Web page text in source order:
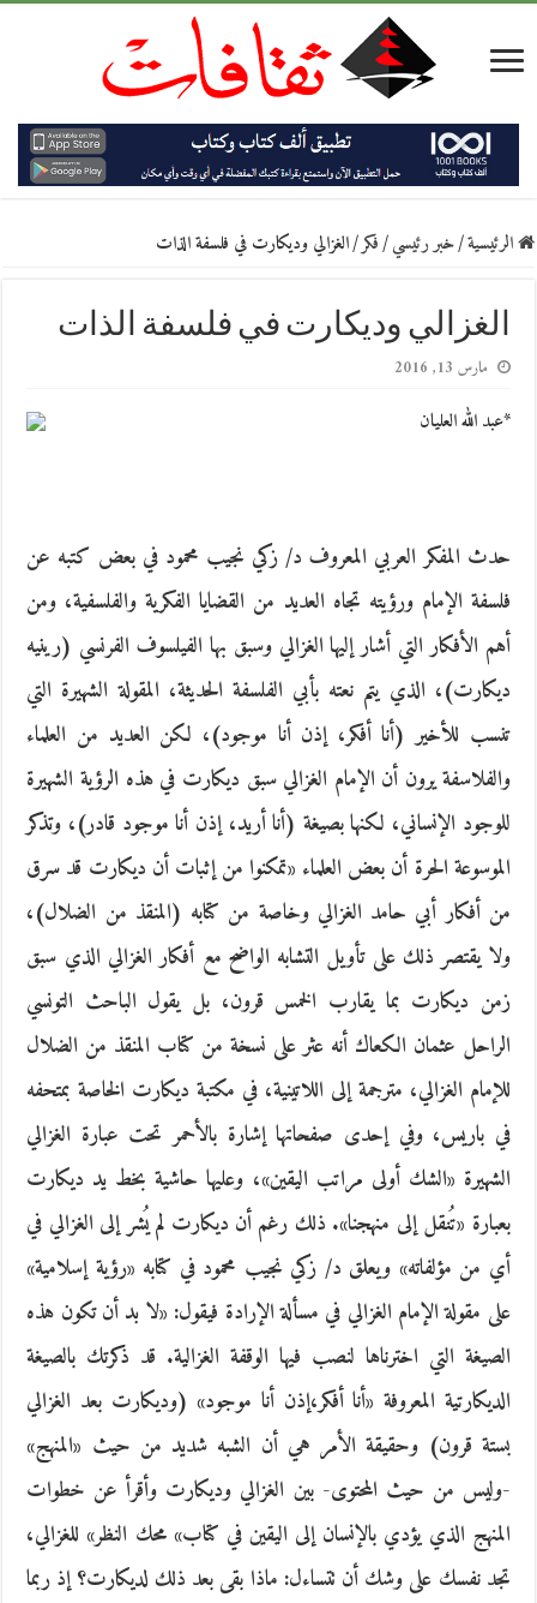
الرئيسية/خبر رئيسي/فكر/الغزالي وديكارت في فلسفة الذات
الغزالي وديكارت في فلسفة الذات
مارس 13, 2016
*عبد الله العليان
حدث المفكر العربي المعروف د/‏‏ زكي نجيب محمود في بعض كتبه عن
فلسفة الإمام ورؤيته تجاه العديد من القضايا الفكرية والفلسفية، ومن
أهم الأفكار التي أشار إليها الغزالي وسبق بها الفيلسوف الفرنسي (رينيه
ديكارت)، الذي يتم نعته بأبي الفلسفة الحديثة، المقولة الشهيرة التي
تنسب للأخير (أنا أفكر، إذن أنا موجود)، لكن العديد من العلماء
والفلاسفة يرون أن الإمام الغزالي سبق ديكارت في هذه الرؤية الشهيرة
للوجود الإنساني، لكنها بصيغة (أنا أريد، إذن أنا موجود قادر)، وتذكر
الموسوعة الحرة أن بعض العلماء «تمكنوا من إثبات أن ديكارت قد سرق
من أفكار أبي حامد الغزالي وخاصة من كتابه (المنقذ من الضلال)،
ولا يقتصر ذلك على تأويل التشابه الواضح مع أفكار الغزالي الذي سبق
زمن ديكارت بما يقارب الخمس قرون، بل يقول الباحث التونسي
الراحل عثمان الكعاك أنه عثر على نسخة من كتاب المنقذ من الضلال
للإمام الغزالي، مترجمة إلى اللاتينية، في مكتبة ديكارت الخاصة بمتحفه
في باريس، وفي إحدى صفحاتها إشارة بالأحمر تحت عبارة الغزالي
الشهيرة «الشك أولى مراتب اليقين»، وعليها حاشية بخط يد ديكارت
بعبارة «تُنقل إلى منهجنا». ذلك رغم أن ديكارت لم يُشر إلى الغزالي في
أي من مؤلفاته» ويعلق د/‏‏ زكي نجيب محمود في كتابه «رؤية إسلامية»
على مقولة الإمام الغزالي في مسألة الإرادة فيقول: «لا بد أن تكون هذه
الصيغة التي اخترناها لنصب فيها الوقفة الغزالية. قد ذكرتك بالصيغة
الديكارتية المعروفة «أنا أفكر،إذن أنا موجود» (وديكارت بعد الغزالي
بستة قرون) وحقيقة الأمر هي أن الشبه شديد من حيث «المنهج»
-وليس من حيث المحتوى- بين الغزالي وديكارت وأقرأ عن خطوات
المنهج الذي يؤدي بالإنسان إلى اليقين في كتاب» محك النظر» للغزالي،
تجد نفسك على وشك أن تتساءل: ماذا بقى بعد ذلك لديكارت؟ إذ ربما